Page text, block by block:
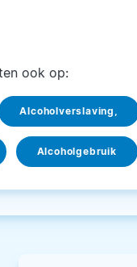
ook op:
Alcoholverslaving,
Alcoholgebruik